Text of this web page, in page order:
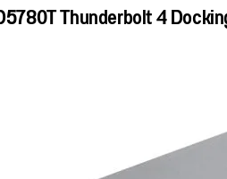
Thunderbolt 4